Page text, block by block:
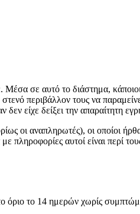
σε αυτό το διάστημα,
περιβάλλον τους να
δεν είχε δείξει την
οι αναπληρωτές), οι οποίοι
αυτοί είναι περί
το 14 ημερών χωρίς